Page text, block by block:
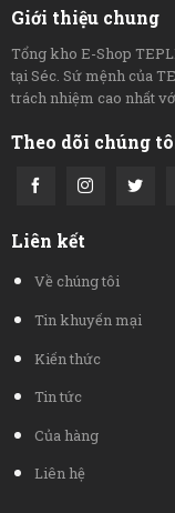
Giới thiệu chung
Tổng kho E-Shop
tại Séc. Sứ mệnh của
trách nhiệm cao nhất
Theo dõi chúng
Liên kết
Về chúng tôi
Tin khuyến mại
Kiến thức
Tin tức
Của hàng
Liên hệ